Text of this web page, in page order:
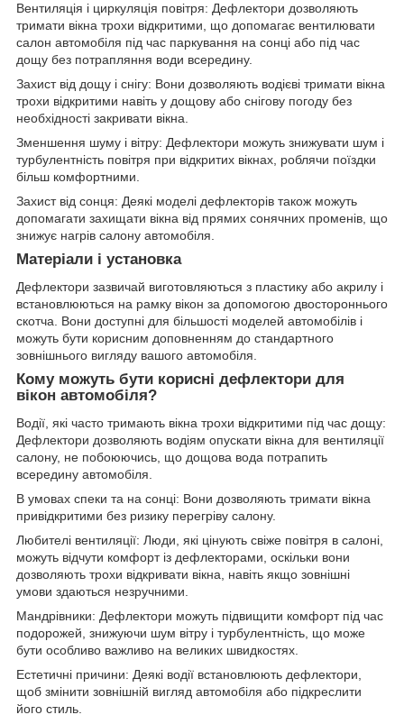
Вентиляція і циркуляція повітря: Дефлектори дозволяють
тримати вікна трохи відкритими, що допомагає вентилювати
салон автомобіля під час паркування на сонці або під час
дощу без потрапляння води всередину.
Захист від дощу і снігу: Вони дозволяють водієві тримати вікна
трохи відкритими навіть у дощову або снігову погоду без
необхідності закривати вікна.
Зменшення шуму і вітру: Дефлектори можуть знижувати шум і
турбулентність повітря при відкритих вікнах, роблячи поїздки
більш комфортними.
Захист від сонця: Деякі моделі дефлекторів також можуть
допомагати захищати вікна від прямих сонячних променів, що
знижує нагрів салону автомобіля.
Матеріали і установка
Дефлектори зазвичай виготовляються з пластику або акрилу і
встановлюються на рамку вікон за допомогою двостороннього
скотча. Вони доступні для більшості моделей автомобілів і
можуть бути корисним доповненням до стандартного
зовнішнього вигляду вашого автомобіля.
Кому можуть бути корисні дефлектори для
вікон автомобіля?
Водії, які часто тримають вікна трохи відкритими під час дощу:
Дефлектори дозволяють водіям опускати вікна для вентиляції
салону, не побоюючись, що дощова вода потрапить
всередину автомобіля.
В умовах спеки та на сонці: Вони дозволяють тримати вікна
привідкритими без ризику перегріву салону.
Любителі вентиляції: Люди, які цінують свіже повітря в салоні,
можуть відчути комфорт із дефлекторами, оскільки вони
дозволяють трохи відкривати вікна, навіть якщо зовнішні
умови здаються незручними.
Мандрівники: Дефлектори можуть підвищити комфорт під час
подорожей, знижуючи шум вітру і турбулентність, що може
бути особливо важливо на великих швидкостях.
Естетичні причини: Деякі водії встановлюють дефлектори,
щоб змінити зовнішній вигляд автомобіля або підкреслити
його стиль.